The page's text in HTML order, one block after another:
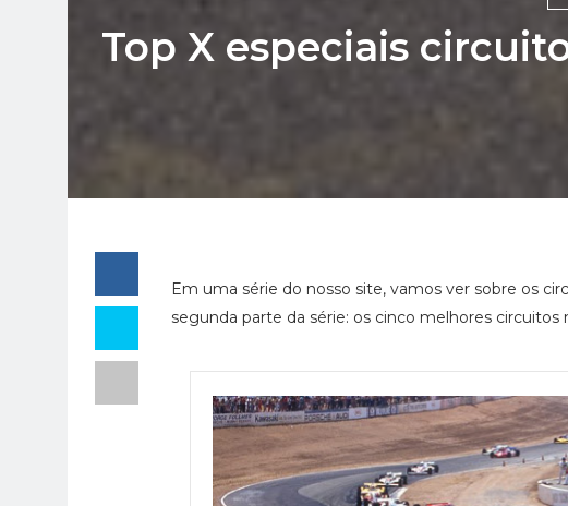
Top X especiais
Em uma série do nosso site, vamos ver sobre os
segunda parte da série: os cinco melhores circuitos